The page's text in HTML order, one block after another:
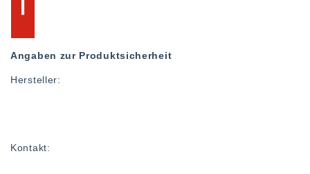
Angaben zur Produktsicherheit
Hersteller:
Kontakt: